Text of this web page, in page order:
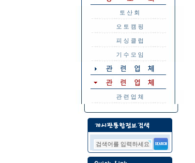
토 산 회
오 토 캠 핑
피 싱 클 럽
기 수 모 임
관 련 업 체